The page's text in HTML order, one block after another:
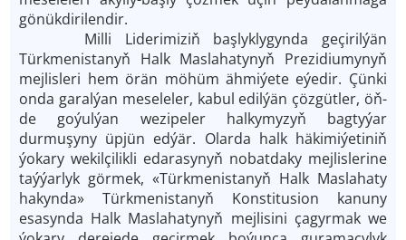
gönükdirilendir.
Milli Liderimiziň başlyklygynda geçirilýän
Türkmenistanyň Halk Maslahatynyň Prezidiumynyň
mejlisleri hem örän möhüm ähmiýete eýedir. Çünki
onda garalýan meseleler, kabul edilýän çözgütler, öň­
de goýulýan wezipeler halkymyzyň bagtyýar
durmuşyny üpjün edýär. Olarda halk häkimiýetiniň
ýokary wekilçilikli edarasynyň nobatdaky mejlislerine
taýýarlyk görmek, «Türkmenistanyň Halk Maslahaty
hakynda» Türkmenistanyň Konstitusion kanuny
esasynda Halk Maslahatynyň mejlisini çagyrmak we